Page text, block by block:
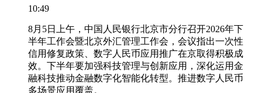
10:49
8月5日上午，中国人民银行北京市分行召开2026年下
半年工作会暨北京外汇管理工作会，会议指出一次性
信用修复政策、数字人民币应用推广在京取得积极成
效。下半年要加强科技管理与创新应用，深化运用金
融科技推动金融数字化智能化转型。推进数字人民币
多场景应用覆盖。